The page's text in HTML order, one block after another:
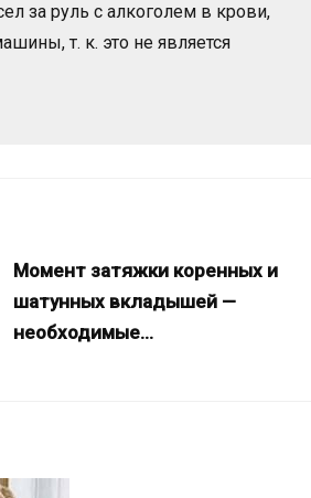
за руль с алкоголем в крови,
т. к. это не является
Момент затяжки коренных и
шатунных вкладышей —
необходимые…